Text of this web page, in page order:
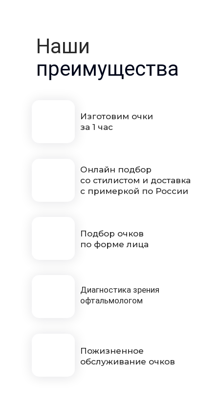
Наши
преимущества
Изготовим очки
за 1 час
Подбор очков
по форме лица
Пожизненное
обслуживание очков
Онлайн подбор
со стилистом и доставка
с примеркой по России
Диагностика зрения
офтальмологом